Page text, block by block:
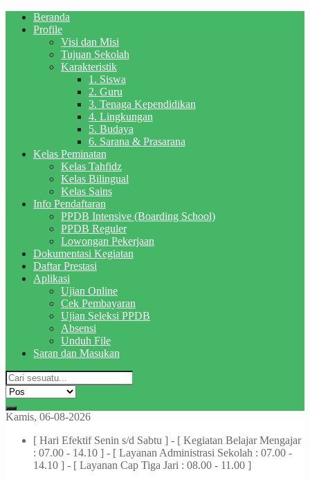
Beranda
Profile
Visi dan Misi
Tujuan Sekolah
Karakteristik
1. Siswa
2. Guru
3. Tenaga Kependidikan
4. Lingkungan
5. Budaya
6. Sarana & Prasarana
Kelas Peminatan
Kelas Tahfidz
Kelas Bilingual
Kelas Sains
Info Pendaftaran
PPDB Intensive (Boarding School)
PPDB Reguler
Lowongan Pekerjaan
Dokumentasi Kegiatan
Daftar Prestasi
Aplikasi
Ujian Online
Cek Pembayaran
Ujian Seleksi PPDB
Absensi
Unduh File
Saran dan Masukan
Kamis, 06-08-2026
[ Hari Efektif Senin s/d Sabtu ] - [ Kegiatan Belajar Mengajar
: 07.00 - 14.10 ] - [ Layanan Administrasi Sekolah : 07.00 -
14.10 ] - [ Layanan Cap Tiga Jari : 08.00 - 11.00 ]